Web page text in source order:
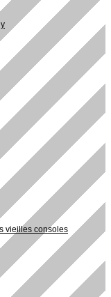
vieilles consoles